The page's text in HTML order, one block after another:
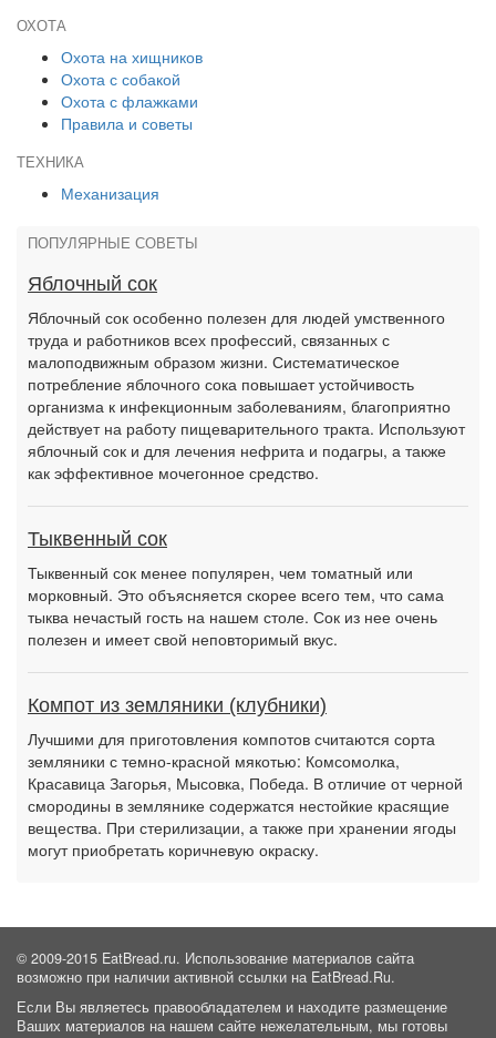
ОХОТА
Охота на хищников
Охота с собакой
Охота с флажками
Правила и советы
ТЕХНИКА
Механизация
ПОПУЛЯРНЫЕ СОВЕТЫ
Яблочный сок
Яблочный сок особенно полезен для людей умственного
труда и работников всех профессий, связанных с
малоподвижным образом жизни. Систематическое
потребление яблочного сока повышает устойчивость
организма к инфекционным заболеваниям, благоприятно
действует на работу пищеварительного тракта. Используют
яблочный сок и для лечения нефрита и подагры, а также
как эффективное мочегонное средство.
Тыквенный сок
Тыквенный сок менее популярен, чем томатный или
морковный. Это объясняется скорее всего тем, что сама
тыква нечастый гость на нашем столе. Сок из нее очень
полезен и имеет свой неповторимый вкус.
Компот из земляники (клубники)
Лучшими для приготовления компотов считаются сорта
земляники с темно-красной мякотью: Комсомолка,
Красавица Загорья, Мысовка, Победа. В отличие от черной
смородины в землянике содержатся нестойкие красящие
вещества. При стерилизации, а также при хранении ягоды
могут приобретать коричневую окраску.
© 2009-2015 EatBread.ru. Использование материалов сайта
возможно при наличии активной ссылки на EatBread.Ru.
Если Вы являетесь правообладателем и находите размещение
Ваших материалов на нашем сайте нежелательным, мы готовы